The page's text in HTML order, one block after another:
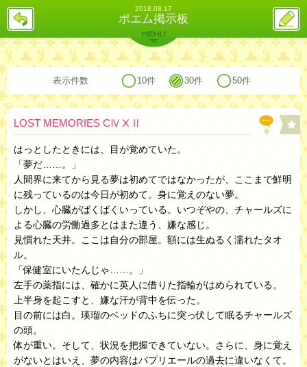
2018.08.17
ポエム掲示板
戻
ス
投
稿
バックナンバー 詳細検索 ランキング まとめ
MENU
表示件数 10件 30件 50件
8
LOST MEMORIES CⅣⅩⅡ
はっとしたときには、目が覚めていた。
「夢だ……。」
人間界に来てから見る夢は初めてではなかったが、ここまで鮮明
に残っているのは今日が初めて。身に覚えのない夢。
しかし、心臓がばくばくいっている。いつぞやの、チャールズに
よる心臓の労働過多とはまた違う、嫌な感じ。
見慣れた天井。ここは自分の部屋。額には生ぬるく濡れたタオ
ル。
「保健室にいたんじゃ……。」
左手の薬指には、確かに英人に借りた指輪がはめられている。
上半身を起こすと、嫌な汗が背中を伝った。
目の前には白。瑛瑠のベッドのふちに突っ伏して眠るチャールズ
の頭。
体が重い。そして、状況を把握できていない。さらに、身に覚え
がないとはいえ、夢の内容はパプリエールの過去に違いなくて。